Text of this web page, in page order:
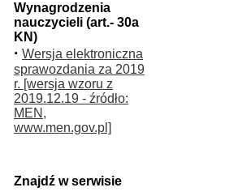
Wynagrodzenia
nauczycieli (art.- 30a
KN)
· Wersja elektroniczna
sprawozdania za 2019
r. [wersja wzoru z
2019.12.19 - źródło:
MEN,
www.men.gov.pl]
Znajdź w serwisie